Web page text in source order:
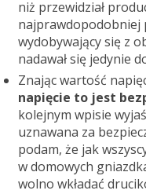
niż przewidział
najprawdopodobniej
wydobywający się z
nadawał się jedynie
Znając wartość
napięcie to jest
kolejnym wpisie
uznawana za
podam, że jak
w domowych
wolno wkładać